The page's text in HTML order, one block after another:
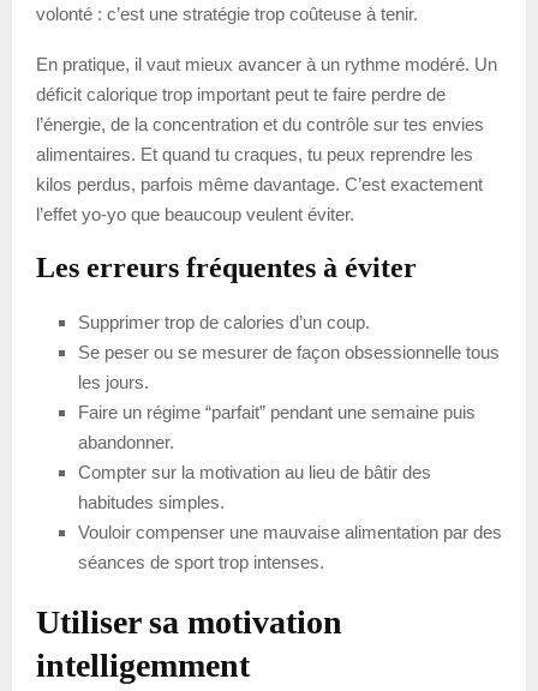
volonté : c’est une stratégie trop coûteuse à tenir.
En pratique, il vaut mieux avancer à un rythme modéré. Un
déficit calorique trop important peut te faire perdre de
l’énergie, de la concentration et du contrôle sur tes envies
alimentaires. Et quand tu craques, tu peux reprendre les
kilos perdus, parfois même davantage. C’est exactement
l’effet yo-yo que beaucoup veulent éviter.
Les erreurs fréquentes à éviter
Supprimer trop de calories d’un coup.
Se peser ou se mesurer de façon obsessionnelle tous
les jours.
Faire un régime “parfait” pendant une semaine puis
abandonner.
Compter sur la motivation au lieu de bâtir des
habitudes simples.
Vouloir compenser une mauvaise alimentation par des
séances de sport trop intenses.
Utiliser sa motivation
intelligemment